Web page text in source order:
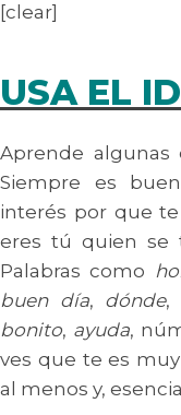
[clear]
USA EL
Aprende algunas
Siempre es
interés por que
eres tú quien se
Palabras como
buen día, dónde,
bonito, ayuda,
ves que te es
al menos y,